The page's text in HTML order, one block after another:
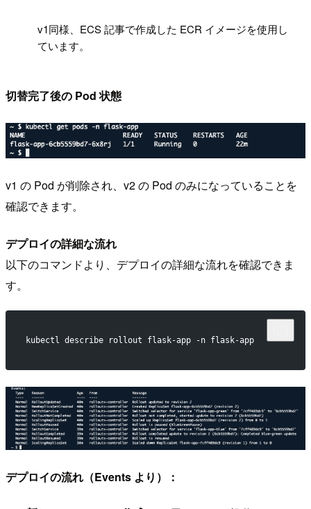
v1同様、ECS 記事で作成した ECR イメージを使用し
ています。
切替完了後の Pod 状態
v1 の Pod が削除され、v2 の Pod のみになっていることを
確認できます。
デプロイの詳細な流れ
以下のコマンドより、デプロイの詳細な流れを確認できま
す。
kubectl describe rollout flask-app -n flask-app
デプロイの流れ（Events より）：